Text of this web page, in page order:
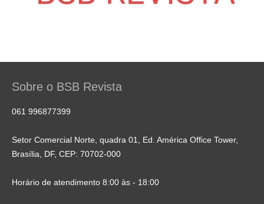
Sobre o BSB Revista
061 996877399
Setor Comercial Norte, quadra 01, Ed. América Office Tower,
Brasília, DF, CEP: 70702-000
Horário de atendimento 8:00 às - 18:00